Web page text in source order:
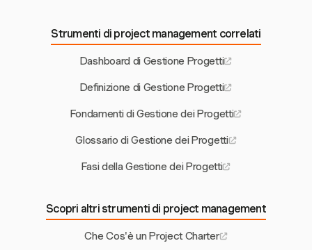
Strumenti di project management correlati
Dashboard di Gestione Progetti
Definizione di Gestione Progetti
Fondamenti di Gestione dei Progetti
Glossario di Gestione dei Progetti
Fasi della Gestione dei Progetti
Scopri altri strumenti di project management
Che Cos'è un Project Charter